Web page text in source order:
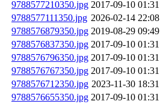
9788577210350.jpg 2017-09-10 01:31
9788577111350.jpg 2026-02-14 22:08
9788576879350.jpg 2019-08-29 09:49
9788576837350.jpg 2017-09-10 01:31
9788576796350.jpg 2017-09-10 01:31
9788576767350.jpg 2017-09-10 01:31
9788576712350.jpg 2023-11-30 18:31
9788576655350.jpg 2017-09-10 01:31